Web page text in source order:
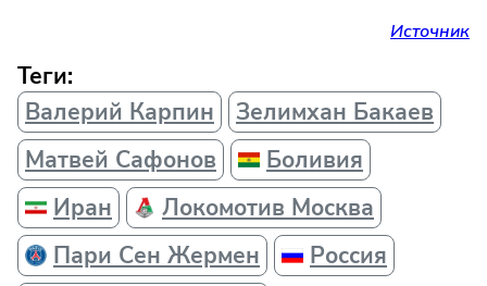
Источник
Теги:
Валерий Карпин
Зелимхан Бакаев
Матвей Сафонов
Боливия
Иран
Локомотив Москва
Пари Сен Жермен
Россия